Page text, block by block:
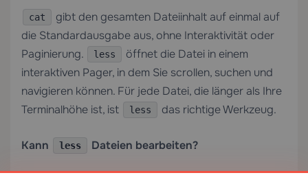
cat
gibt den gesamten Dateiinhalt auf einmal auf
die Standardausgabe aus, ohne Interaktivität oder
Paginierung.
less
öffnet die Datei in einem
interaktiven Pager, in dem Sie scrollen, suchen und
navigieren können. Für jede Datei, die länger als Ihre
Terminalhöhe ist, ist
less das richtige Werkzeug.
Kann less Dateien bearbeiten?